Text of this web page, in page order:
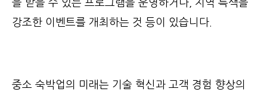
을 받을 수 있는 프로그램을 운영하거나, 지역 특색을
강조한 이벤트를 개최하는 것 등이 있습니다.
중소 숙박업의 미래는 기술 혁신과 고객 경험 향상의